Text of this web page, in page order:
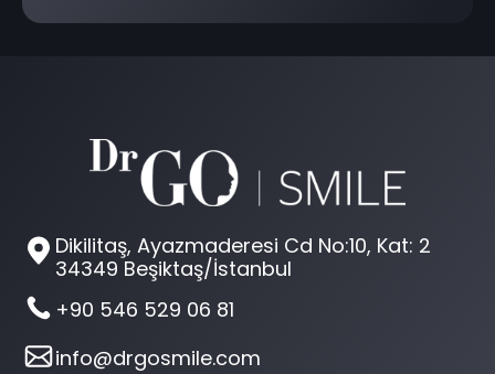
Dikilitaş, Ayazmaderesi Cd No:10, Kat: 2
34349 Beşiktaş/İstanbul
+90 546 529 06 81
info@drgosmile.com